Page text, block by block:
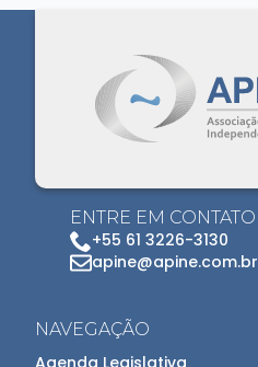
ENTRE EM CONTATO
+55 61 3226-3130
apine@apine.com.br
NAVEGAÇÃO
Agenda Legislativa